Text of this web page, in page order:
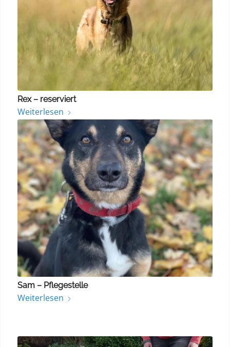
Rex – reserviert
Weiterlesen
Sam – Pflegestelle
Weiterlesen